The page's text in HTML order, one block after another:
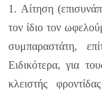
1. Αίτηση
τον ίδιο τον
συμπαραστάτη,
Ειδικότερα, για
κλειστής